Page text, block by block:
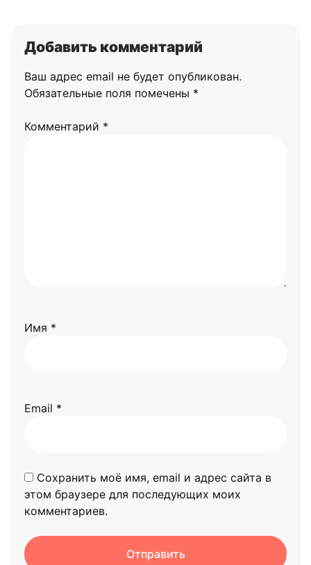
Добавить комментарий
Ваш адрес email не будет опубликован.
Обязательные поля помечены *
Комментарий *
Имя *
Email *
Сохранить моё имя, email и адрес сайта в
этом браузере для последующих моих
комментариев.